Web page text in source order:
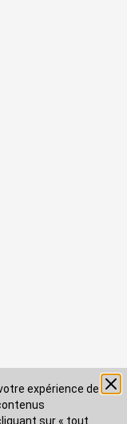
expérience de
sur « tout